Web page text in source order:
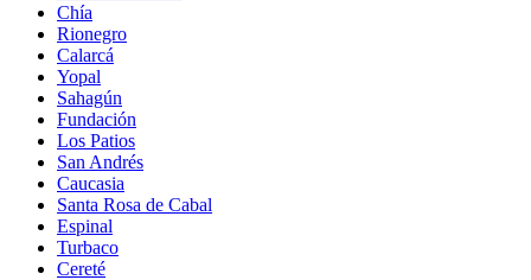
Chía
Rionegro
Calarcá
Yopal
Sahagún
Fundación
Los Patios
San Andrés
Caucasia
Santa Rosa de Cabal
Espinal
Turbaco
Cereté